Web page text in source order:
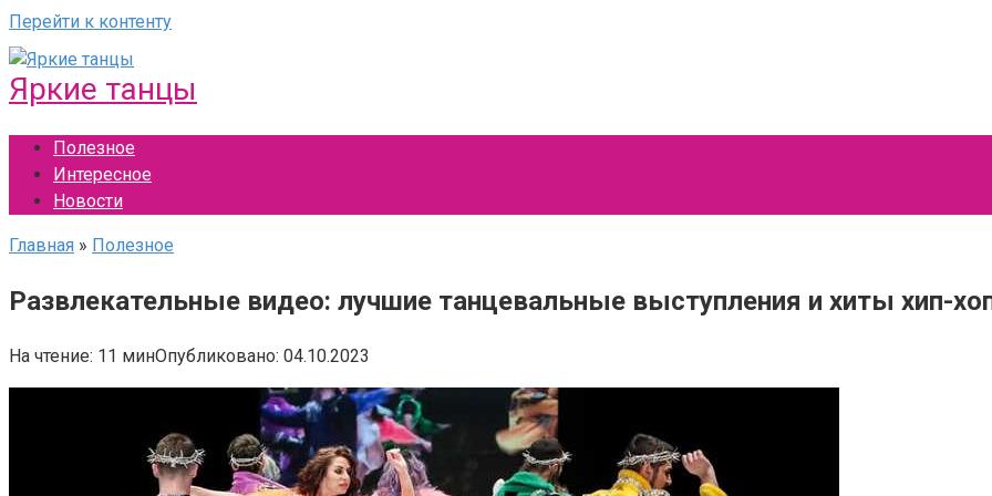
Перейти к контенту
Яркие танцы
Полезное
Интересное
Новости
Главная » Полезное
Развлекательные видео: лучшие танцевальные выступления и хиты хип-
На чтение: 11 минОпубликовано: 04.10.2023